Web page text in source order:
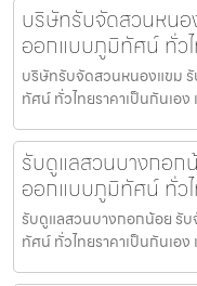
บริษัทรับจัดสวนหน
ออกแบบภูมิทัศน์ ทั่ว
บริษัทรับจัดสวนหนองแขม
ทัศน์ ทั่วไทยราคาเป็นกันเอ
รับดูแลสวนบางกอ
ออกแบบภูมิทัศน์ ทั่ว
รับดูแลสวนบางกอกน้อย รั
ทัศน์ ทั่วไทยราคาเป็นกันเอ